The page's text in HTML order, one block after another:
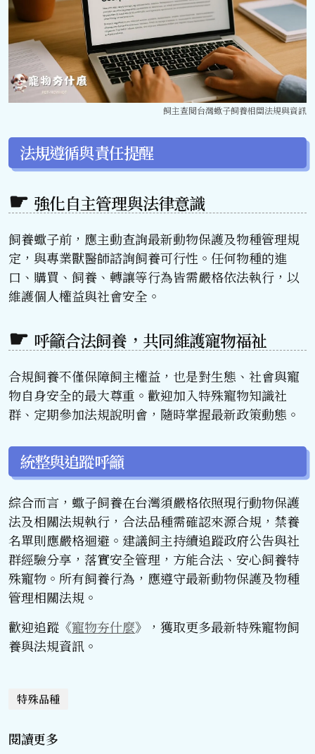
飼主查閱台灣蠍子飼養相關法規與資訊
法規遵循與責任提醒
強化自主管理與法律意識
飼養蠍子前，應主動查詢最新動物保護及物種管理規
定，與專業獸醫師諮詢飼養可行性。任何物種的進
口、購買、飼養、轉讓等行為皆需嚴格依法執行，以
維護個人權益與社會安全。
呼籲合法飼養，共同維護寵物福祉
合規飼養不僅保障飼主權益，也是對生態、社會與寵
物自身安全的最大尊重。歡迎加入特殊寵物知識社
群、定期參加法規說明會，隨時掌握最新政策動態。
統整與追蹤呼籲
綜合而言，蠍子飼養在台灣須嚴格依照現行動物保護
法及相關法規執行，合法品種需確認來源合規，禁養
名單則應嚴格迴避。建議飼主持續追蹤政府公告與社
群經驗分享，落實安全管理，方能合法、安心飼養特
殊寵物。所有飼養行為，應遵守最新動物保護及物種
管理相關法規。
歡迎追蹤《寵物夯什麼》，獲取更多最新特殊寵物飼
養與法規資訊。
特殊品種
閱讀更多